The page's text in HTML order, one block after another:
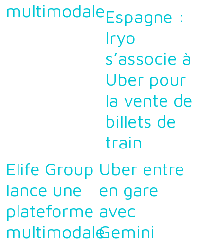
multimodaleEspagne :
Iryo
s’associe à
Uber pour
la vente de
billets de
train
Elife Group
lance une
plateforme
multimodale
Uber entre
en gare
avec
Gemini